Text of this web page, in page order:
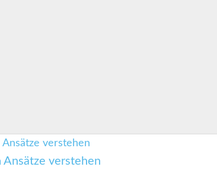
Ansätze verstehen